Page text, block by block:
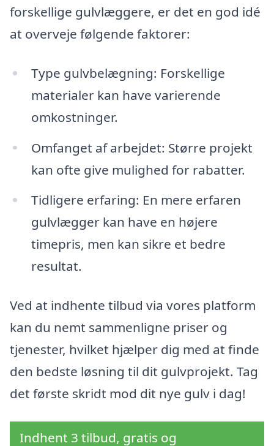
forskellige gulvlæggere, er det en god idé
at overveje følgende faktorer:
Type gulvbelægning: Forskellige
materialer kan have varierende
omkostninger.
Omfanget af arbejdet: Større projekt
kan ofte give mulighed for rabatter.
Tidligere erfaring: En mere erfaren
gulvlægger kan have en højere
timepris, men kan sikre et bedre
resultat.
Ved at indhente tilbud via vores platform
kan du nemt sammenligne priser og
tjenester, hvilket hjælper dig med at finde
den bedste løsning til dit gulvprojekt. Tag
det første skridt mod dit nye gulv i dag!
Indhent 3 tilbud, gratis og